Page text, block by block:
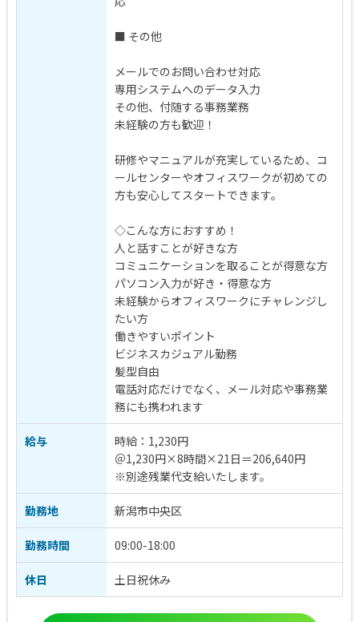
■ その他
メールでのお問い合わせ対応
専用システムへのデータ入力
その他、付随する事務業務
未経験の方も歓迎！
研修やマニュアルが充実しているため、コ
ールセンターやオフィスワークが初めての
方も安心してスタートできます。
◇こんな方におすすめ！
人と話すことが好きな方
コミュニケーションを取ることが得意な方
パソコン入力が好き・得意な方
未経験からオフィスワークにチャレンジし
たい方
働きやすいポイント
ビジネスカジュアル勤務
髪型自由
電話対応だけでなく、メール対応や事務業
務にも携われます
給与
時給：1,230円
＠1,230円×8時間×21日＝206,640円
※別途残業代支給いたします。
勤務地 新潟市中央区
勤務時間 09:00-18:00
休日 土日祝休み